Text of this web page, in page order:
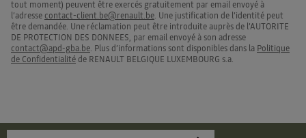
tout moment) peuvent être exercés gratuitement par email envoyé à
l’adresse contact-client.be@renault.be. Une justification de l’identité peut
être demandée. Une réclamation peut être introduite auprès de l’AUTORITE
DE PROTECTION DES DONNEES, par email envoyé à son adresse
contact@apd-gba.be. Plus d’informations sont disponibles dans la Politique
de Confidentialité de RENAULT BELGIQUE LUXEMBOURG s.a.